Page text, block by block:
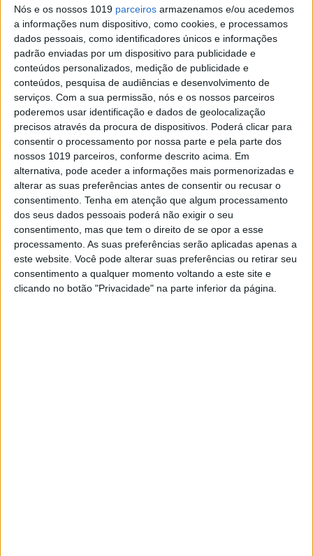
Nós e os nossos 1019 parceiros armazenamos e/ou acedemos
a informações num dispositivo, como cookies, e processamos
dados pessoais, como identificadores únicos e informações
padrão enviadas por um dispositivo para publicidade e
conteúdos personalizados, medição de publicidade e
conteúdos, pesquisa de audiências e desenvolvimento de
serviços. Com a sua permissão, nós e os nossos parceiros
poderemos usar identificação e dados de geolocalização
precisos através da procura de dispositivos. Poderá clicar para
consentir o processamento por nossa parte e pela parte dos
nossos 1019 parceiros, conforme descrito acima. Em
alternativa, pode aceder a informações mais pormenorizadas e
alterar as suas preferências antes de consentir ou recusar o
consentimento. Tenha em atenção que algum processamento
dos seus dados pessoais poderá não exigir o seu
consentimento, mas que tem o direito de se opor a esse
processamento. As suas preferências serão aplicadas apenas a
este website. Você pode alterar suas preferências ou retirar seu
consentimento a qualquer momento voltando a este site e
clicando no botão "Privacidade" na parte inferior da página.
Sound Particles lança nova solução para
som 3D
MERCADOS
Sound Particles galardoada pela
Academia Portuguesa de Cinema